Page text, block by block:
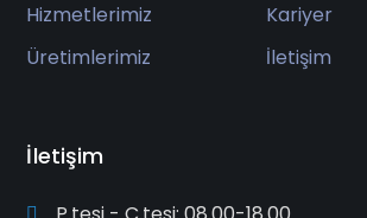
Hizmetlerimiz
Kariyer
Üretimlerimiz
İletişim
İletişim